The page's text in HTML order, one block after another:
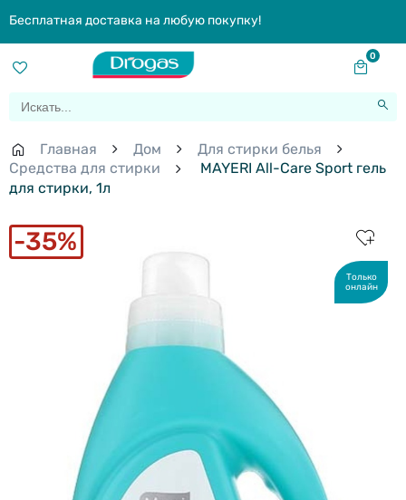
Бесплатная доставка на любую покупку!
0
Главная Дом
Для стирки белья
Средства для стирки
MAYERI All-Care Sport гель
для стирки, 1л
35%
Только
онлайн